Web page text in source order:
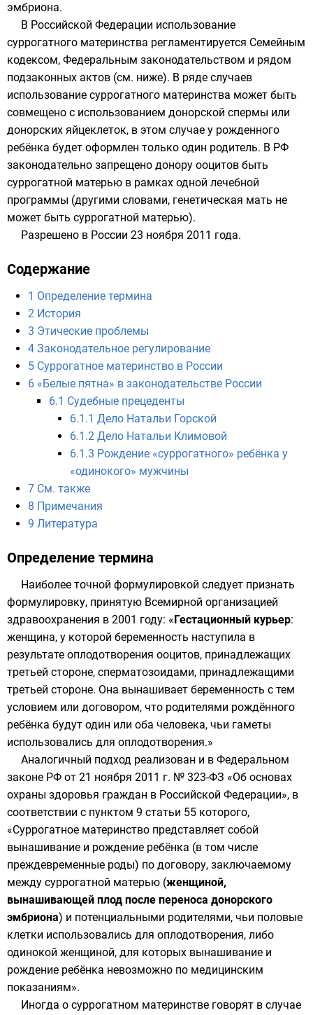
эмбриона.
В Российской Федерации использование
суррогатного материнства регламентируется Семейным
кодексом, Федеральным законодательством и рядом
подзаконных актов (см. ниже). В ряде случаев
использование суррогатного материнства может быть
совмещено с использованием донорской спермы или
донорских яйцеклеток, в этом случае у рожденного
ребёнка будет оформлен только один родитель. В РФ
законодательно запрещено донору ооцитов быть
суррогатной матерью в рамках одной лечебной
программы (другими словами, генетическая мать не
может быть суррогатной матерью).
Разрешено в России 23 ноября 2011 года.
Содержание
1 Определение термина
2 История
3 Этические проблемы
4 Законодательное регулирование
5 Суррогатное материнство в России
6 «Белые пятна» в законодательстве России
6.1 Судебные прецеденты
6.1.1 Дело Натальи Горской
6.1.2 Дело Натальи Климовой
6.1.3 Рождение «суррогатного» ребёнка у
«одинокого» мужчины
7 См. также
8 Примечания
9 Литература
Определение термина
Наиболее точной формулировкой следует признать
формулировку, принятую Всемирной организацией
здравоохранения в 2001 году: «Гестационный курьер:
женщина, у которой беременность наступила в
результате оплодотворения ооцитов, принадлежащих
третьей стороне, сперматозоидами, принадлежащими
третьей стороне. Она вынашивает беременность с тем
условием или договором, что родителями рождённого
ребёнка будут один или оба человека, чьи гаметы
использовались для оплодотворения.»
Аналогичный подход реализован и в Федеральном
законе РФ от 21 ноября 2011 г. № 323-ФЗ «Об основах
охраны здоровья граждан в Российской Федерации», в
соответствии с пунктом 9 статьи 55 которого,
«Суррогатное материнство представляет собой
вынашивание и рождение ребёнка (в том числе
преждевременные роды) по договору, заключаемому
между суррогатной матерью (женщиной,
вынашивающей плод после переноса донорского
эмбриона) и потенциальными родителями, чьи половые
клетки использовались для оплодотворения, либо
одинокой женщиной, для которых вынашивание и
рождение ребёнка невозможно по медицинским
показаниям».
Иногда о суррогатном материнстве говорят в случае